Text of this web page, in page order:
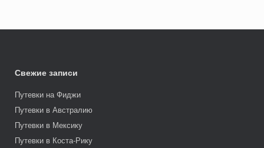
Свежие записи
Путевки на Фиджи
Путевки в Австралию
Путевки в Мексику
Путевки в Коста-Рику